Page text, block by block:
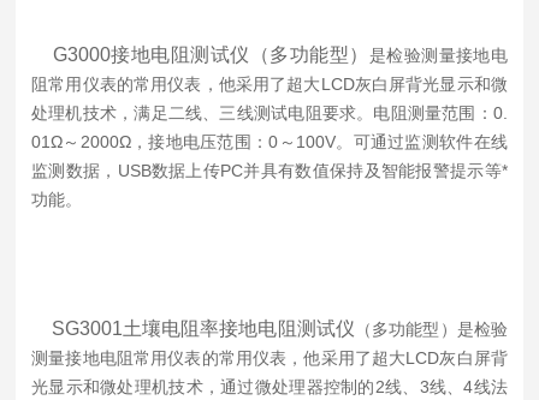
G3000接地电阻测试仪（多功能型） 是检验测量接地电
阻常用仪表的常用仪表，他采用了超大LCD灰白屏背光显示和微
处理机技术，满足二线、三线测试电阻要求。电阻测量范围：0.
01Ω～2000Ω，接地电压范围：0～100V。可通过监测软件在线
监测数据，USB数据上传PC并具有数值保持及智能报警提示等*
功能。
SG3001土壤电阻率接地电阻测试仪 （多功能型）是检验
测量接地电阻常用仪表的常用仪表，他采用了超大LCD灰白屏背
光显示和微处理机技术，通过微处理器控制的2线、3线、4线法